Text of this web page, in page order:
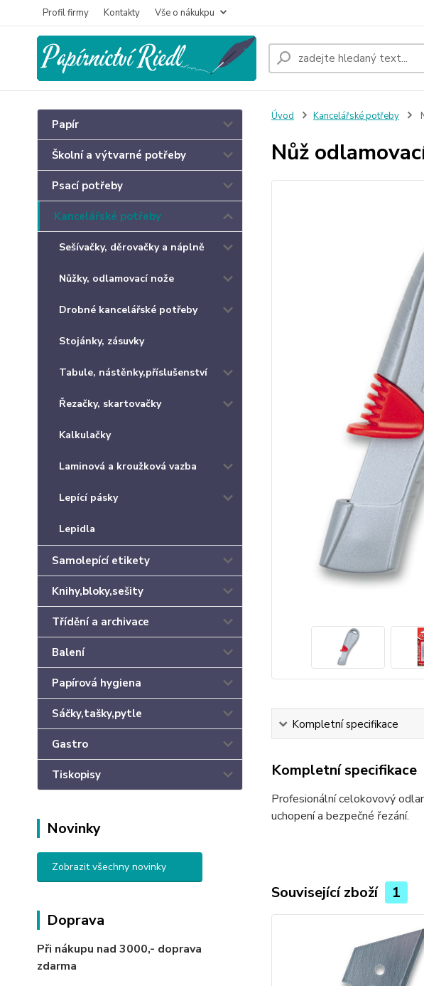
Profil firmy Kontakty Vše o nákukpu
Papír
Školní a výtvarné potřeby
Psací potřeby
Kancelářské potřeby
Sešívačky, děrovačky a náplně
Nůžky, odlamovací nože
Drobné kancelářské potřeby
Stojánky, zásuvky
Tabule, nástěnky,příslušenství
Řezačky, skartovačky
Kalkulačky
Laminová a kroužková vazba
Lepící pásky
Lepidla
Samolepící etikety
Knihy,bloky,sešity
Třídění a archivace
Balení
Papírová hygiena
Sáčky,tašky,pytle
Gastro
Tiskopisy
Novinky
Zobrazit všechny novinky
Doprava
Při nákupu nad 3000,- doprava
zdarma
Úvod Kancelářské potřeby
Nůž
Kompletní specifikace
Kompletní specifikace
Profesionální celokovový
uchopení a bezpečné řezání.
Související zboží 1